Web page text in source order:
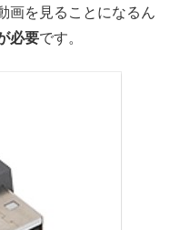
画を見ることになるん
必要です。